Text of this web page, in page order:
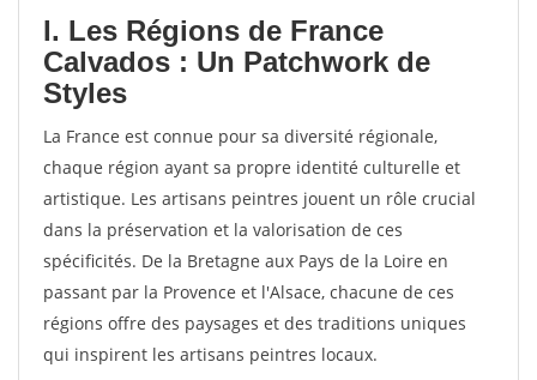
I. Les Régions de France
Calvados : Un Patchwork de
Styles
La France est connue pour sa diversité régionale,
chaque région ayant sa propre identité culturelle et
artistique. Les artisans peintres jouent un rôle crucial
dans la préservation et la valorisation de ces
spécificités. De la Bretagne aux Pays de la Loire en
passant par la Provence et l'Alsace, chacune de ces
régions offre des paysages et des traditions uniques
qui inspirent les artisans peintres locaux.